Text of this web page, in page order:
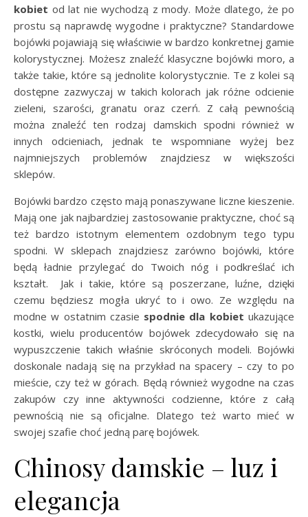
kobiet od lat nie wychodzą z mody. Może dlatego, że po
prostu są naprawdę wygodne i praktyczne? Standardowe
bojówki pojawiają się właściwie w bardzo konkretnej gamie
kolorystycznej. Możesz znaleźć klasyczne bojówki moro, a
także takie, które są jednolite kolorystycznie. Te z kolei są
dostępne zazwyczaj w takich kolorach jak różne odcienie
zieleni, szarości, granatu oraz czerń. Z całą pewnością
można znaleźć ten rodzaj damskich spodni również w
innych odcieniach, jednak te wspomniane wyżej bez
najmniejszych problemów znajdziesz w większości
sklepów.
Bojówki bardzo często mają ponaszywane liczne kieszenie.
Mają one jak najbardziej zastosowanie praktyczne, choć są
też bardzo istotnym elementem ozdobnym tego typu
spodni. W sklepach znajdziesz zarówno bojówki, które
będą ładnie przylegać do Twoich nóg i podkreślać ich
kształt. Jak i takie, które są poszerzane, luźne, dzięki
czemu będziesz mogła ukryć to i owo. Ze względu na
modne w ostatnim czasie spodnie dla kobiet ukazujące
kostki, wielu producentów bojówek zdecydowało się na
wypuszczenie takich właśnie skróconych modeli. Bojówki
doskonale nadają się na przykład na spacery – czy to po
mieście, czy też w górach. Będą również wygodne na czas
zakupów czy inne aktywności codzienne, które z całą
pewnością nie są oficjalne. Dlatego też warto mieć w
swojej szafie choć jedną parę bojówek.
Chinosy damskie – luz i
elegancja